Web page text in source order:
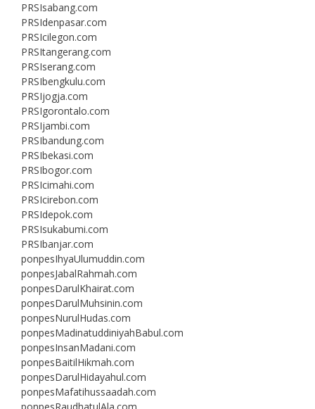
PRSIsabang.com
PRSIdenpasar.com
PRSIcilegon.com
PRSItangerang.com
PRSIserang.com
PRSIbengkulu.com
PRSIjogja.com
PRSIgorontalo.com
PRSIjambi.com
PRSIbandung.com
PRSIbekasi.com
PRSIbogor.com
PRSIcimahi.com
PRSIcirebon.com
PRSIdepok.com
PRSIsukabumi.com
PRSIbanjar.com
ponpesIhyaUlumuddin.com
ponpesJabalRahmah.com
ponpesDarulKhairat.com
ponpesDarulMuhsinin.com
ponpesNurulHudas.com
ponpesMadinatuddiniyahBabul.com
ponpesInsanMadani.com
ponpesBaitilHikmah.com
ponpesDarulHidayahul.com
ponpesMafatihussaadah.com